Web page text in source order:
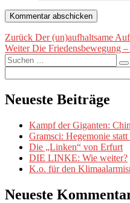
Beitragsnavigation
Zurück Vorheriger
Beitrag:
Der (un)aufhaltsame
Weiter Nächster
Beitrag:
Die Friedensbewegung
Suche
nach:
Neueste Beiträge
Kampf der Giganten:
Gramsci: Hegemonie
Die „Linken“ von Erfurt
DIE LINKE: Wie weiter?
K.o. für den
Neueste